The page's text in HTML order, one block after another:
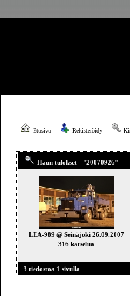
Etusivu Rekisteröidy
Haun tulokset - "20070926"
LEA-989 @ Seinäjoki 26.09.2007
316 katselua
3 tiedostoa 1 sivulla